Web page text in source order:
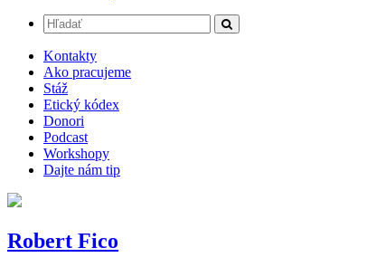
Kontakty
Ako pracujeme
Stáž
Etický kódex
Donori
Podcast
Workshopy
Dajte nám tip
Robert Fico